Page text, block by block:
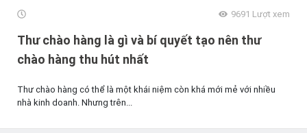
9691 Lượt xem
Thư chào hàng là gì và bí quyết tạo nên thư
chào hàng thu hút nhất
Thư chào hàng có thể là một khái niệm còn khá mới mẻ với nhiều
nhà kinh doanh. Nhưng trên...